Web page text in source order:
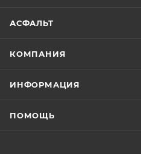
АСФАЛЬТ
КОМПАНИЯ
ИНФОРМАЦИЯ
ПОМОЩЬ